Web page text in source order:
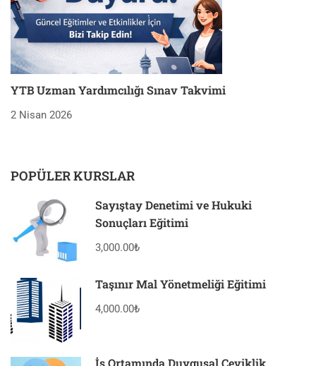
YTB Uzman Yardımcılığı Sınav Takvimi
2 Nisan 2026
POPÜLER KURSLAR
Sayıştay Denetimi ve Hukuki
Sonuçları Eğitimi
3,000.00₺
Taşınır Mal Yönetmeliği Eğitimi
4,000.00₺
İş Ortamında Duygusal Çeviklik